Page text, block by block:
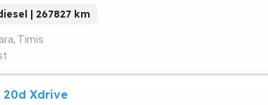
| 267827 km
Timis
20d Xdrive